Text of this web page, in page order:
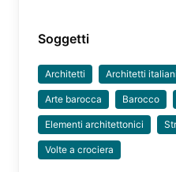
Soggetti
Architetti Architetti italiani
Arte barocca Barocco
Elementi architettonici
Volte a crociera